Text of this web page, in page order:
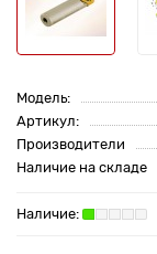
Модель:
Артикул:
Производители
Наличие на складе